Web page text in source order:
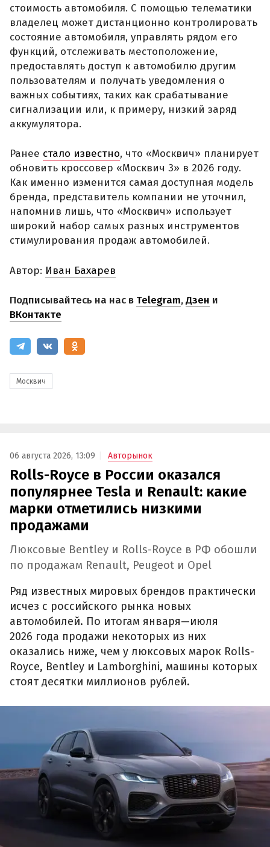
стоимость автомобиля. С помощью телематики
владелец может дистанционно контролировать
состояние автомобиля, управлять рядом его
функций, отслеживать местоположение,
предоставлять доступ к автомобилю другим
пользователям и получать уведомления о
важных событиях, таких как срабатывание
сигнализации или, к примеру, низкий заряд
аккумулятора.
Ранее стало известно, что «Москвич» планирует
обновить кроссовер «Москвич 3» в 2026 году.
Как именно изменится самая доступная модель
бренда, представитель компании не уточнил,
напомнив лишь, что «Москвич» использует
широкий набор самых разных инструментов
стимулирования продаж автомобилей.
Автор: Иван Бахарев
Подписывайтесь на нас в Telegram,Дзен и
ВКонтакте
Москвич
06 августа 2026, 13:09 Авторынок
Rolls-Royce в России оказался
популярнее Tesla и Renault: какие
марки отметились низкими
продажами
Люксовые Bentley и Rolls-Royce в РФ обошли
по продажам Renault, Peugeot и Opel
Ряд известных мировых брендов практически
исчез с российского рынка новых
автомобилей. По итогам января—июля
2026 года продажи некоторых из них
оказались ниже, чем у люксовых марок Rolls-
Royce, Bentley и Lamborghini, машины которых
стоят десятки миллионов рублей.